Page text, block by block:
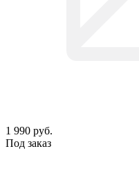
1 990 руб.
Под заказ